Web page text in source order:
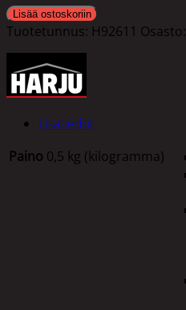
Lisää ostoskoriin
Tuotetunnus: H92611 Osasto:
Lisätiedot
Paino 0,5 kg (kilogramma)